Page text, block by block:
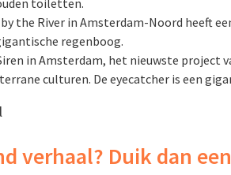
toiletten.
by the River in Amsterdam-Noord heeft
regenboog.
in Amsterdam, het nieuwste project
culturen. De eyecatcher is een
verhaal? Duik dan